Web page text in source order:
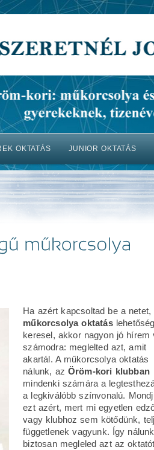
OKTATÁS JUNIOR OKTATÁS
Ha azért kapcsoltad be a netet,
műkorcsolya oktatás
keresel, akkor nagyon jó hírem
számodra: meglelted azt, amit
akartál. A műkorcsolya oktatás
nálunk, az Öröm-kori klubban
mindenki számára a
a legkiválóbb színvonalú.
ezt azért, mert mi egyetlen
vagy klubhoz sem kötődünk,
függetlenek vagyunk. Így nálunk
biztosan megleled azt az